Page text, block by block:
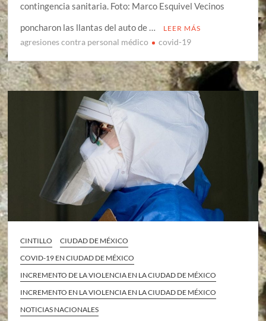
contingencia sanitaria. Foto: Marco Esquivel Vecinos
poncharon las llantas del auto de …
LEER MÁS
agresiones contra personal médico covid-19
CINTILLO
CIUDAD DE MÉXICO
COVID-19 EN CIUDAD DE MÉXICO
INCREMENTO DE LA VIOLENCIA EN LA CIUDAD DE MÉXICO
INCREMENTO EN LA VIOLENCIA EN LA CIUDAD DE MÉXICO
NOTICIAS NACIONALES